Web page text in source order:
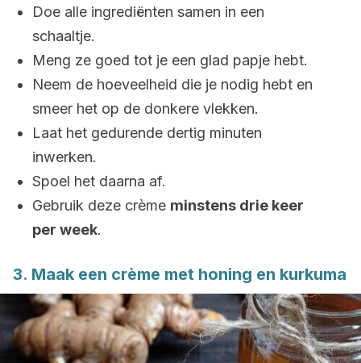
Doe alle ingrediënten samen in een
schaaltje.
Meng ze goed tot je een glad papje hebt.
Neem de hoeveelheid die je nodig hebt en
smeer het op de donkere vlekken.
Laat het gedurende dertig minuten
inwerken.
Spoel het daarna af.
Gebruik deze crème minstens drie keer
per week.
3. Maak een crème met honing en kurkuma